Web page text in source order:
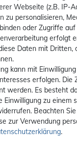
Webseite (z.B. IP-
zu personalisieren,
oder Zugriffe
erfolgt
Daten mit Dritten,
kann mit
erfolgen. Die
werden. Es besteht
Einwilligung zu einem
Beachten
zur Verwendung
.